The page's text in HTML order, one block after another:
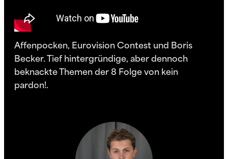
Affenpocken, Eurovision Contest und Boris
Becker. Tief hintergründige, aber dennoch
beknackte Themen der 8 Folge von kein
pardon!.